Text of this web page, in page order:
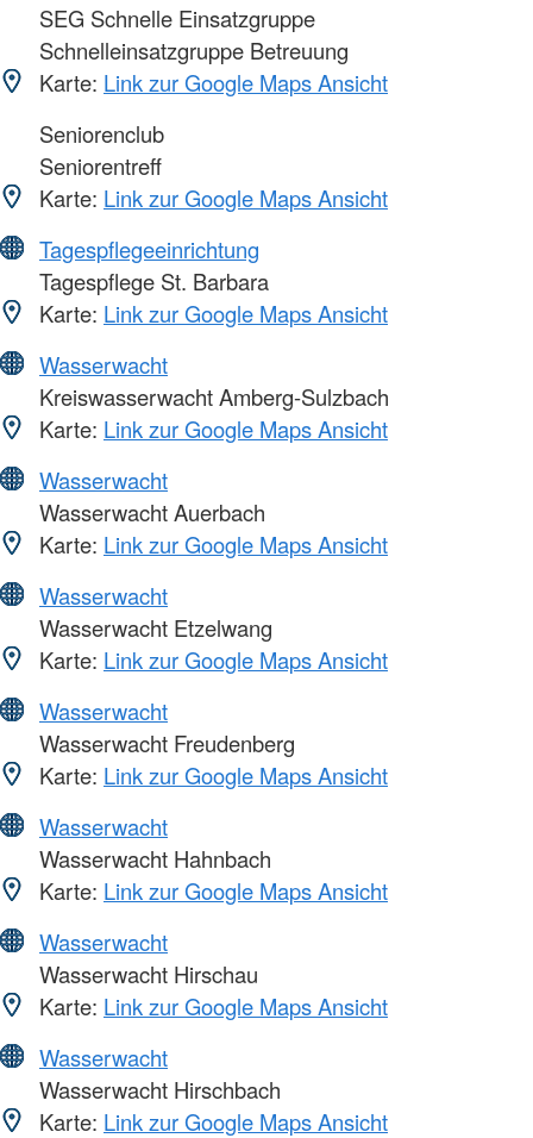
SEG Schnelle Einsatzgruppe
Schnelleinsatzgruppe Betreuung
Karte: Link zur Google Maps Ansicht
Seniorenclub
Seniorentreff
Karte: Link zur Google Maps Ansicht
Tagespflegeeinrichtung
Tagespflege St. Barbara
Karte: Link zur Google Maps Ansicht
Wasserwacht
Kreiswasserwacht Amberg-Sulzbach
Karte: Link zur Google Maps Ansicht
Wasserwacht
Wasserwacht Auerbach
Karte: Link zur Google Maps Ansicht
Wasserwacht
Wasserwacht Etzelwang
Karte: Link zur Google Maps Ansicht
Wasserwacht
Wasserwacht Freudenberg
Karte: Link zur Google Maps Ansicht
Wasserwacht
Wasserwacht Hahnbach
Karte: Link zur Google Maps Ansicht
Wasserwacht
Wasserwacht Hirschau
Karte: Link zur Google Maps Ansicht
Wasserwacht
Wasserwacht Hirschbach
Karte: Link zur Google Maps Ansicht